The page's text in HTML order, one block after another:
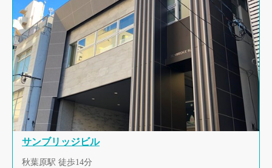
サンブリッジビル
秋葉原駅 徒歩14分